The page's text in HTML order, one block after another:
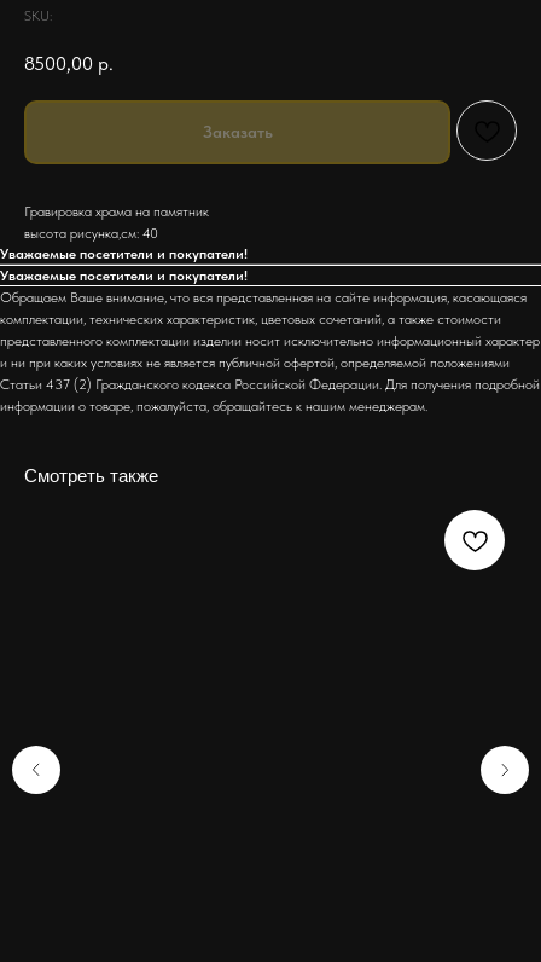
SKU:
8500,00 р.
Заказать
Гравировка храма на памятник
высота рисунка,см: 40
Уважаемые посетители и покупатели!
Уважаемые посетители и покупатели!
Обращаем Ваше внимание, что вся представленная на сайте информация, касающаяся
комплектации, технических характеристик, цветовых сочетаний, а также стоимости
представленного комплектации изделии носит исключительно информационный характер
и ни при каких условиях не является публичной офертой, определяемой положениями
Статьи 437 (2) Гражданского кодекса Российской Федерации. Для получения подробной
информации о товаре, пожалуйста, обращайтесь к нашим менеджерам.
Смотреть также